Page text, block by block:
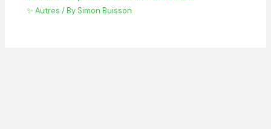
✨ Autres / By Simon Buisson